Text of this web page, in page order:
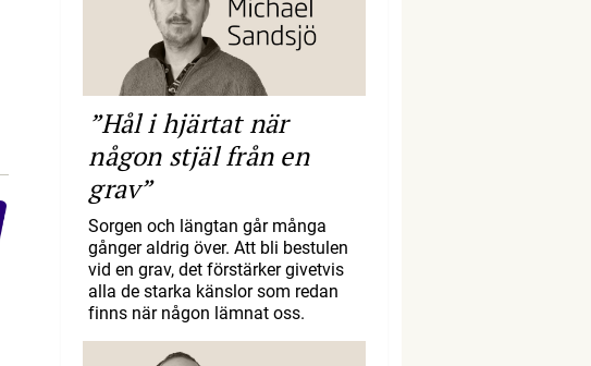
”Hål i hjärtat när
någon stjäl från en
grav”
Sorgen och längtan går många
gånger aldrig över. Att bli bestulen
vid en grav, det förstärker givetvis
alla de starka känslor som redan
finns när någon lämnat oss.